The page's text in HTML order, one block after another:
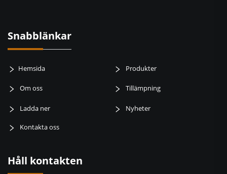
Snabblänkar
Hemsida Produkter
Om oss Tillämpning
Ladda ner Nyheter
Kontakta oss
Håll kontakten